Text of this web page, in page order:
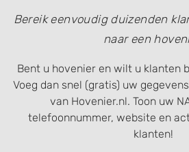
Bereik eenvoudig duizenden
naar een
Bent u hovenier en wilt u klanten
Voeg dan snel (gratis) uw
van Hovenier.nl. Toon uw
telefoonnummer, website en
klanten!